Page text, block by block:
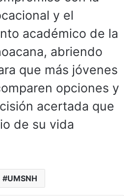
y el
académico de la
abriendo
que más jóvenes
opciones y
acertada que
de su vida
UMSNH